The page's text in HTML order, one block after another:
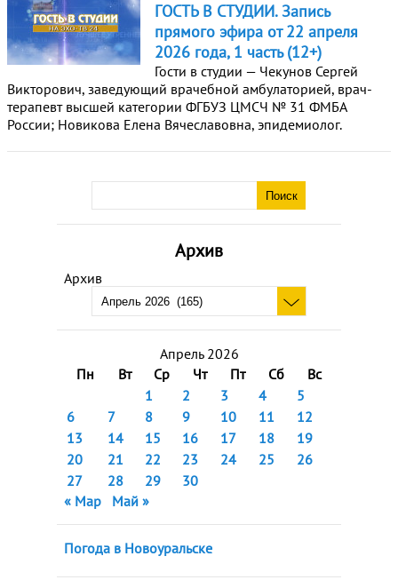
Архив
Архив
Апрель 2026
Пн
Вт Ср Чт Пт Сб
Вс
1
2 3 4
5
6
7 8 9 10 11
12
13
14 15 16 17 18
19
20
21 22 23 24 25
26
27
28 29
30
« Мар
Май »
Погода в Новоуральске
ГОСТЬ В СТУДИИ. Запись
прямого эфира от 22 апреля
2026 года, 1 часть (12+)
Гости в студии — Чекунов Сергей
Викторович, заведующий врачебной амбулаторией, врач-
терапевт высшей категории ФГБУЗ ЦМСЧ № 31 ФМБА
России; Новикова Елена Вячеславовна, эпидемиолог.